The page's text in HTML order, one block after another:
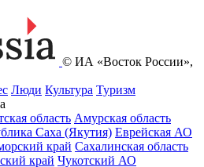
© ИА «Восток России»,
Люди Культура Туризм
область Амурская область
Саха (Якутия) Еврейская АО
край Сахалинская область
край Чукотский АО